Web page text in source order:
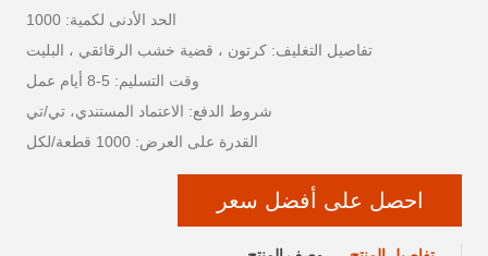
الحد الأدنى لكمية: 1000
تفاصيل التغليف: كرتون ، قضية خشب الرقائقي ، البليت
وقت التسليم: 5-8 أيام عمل
شروط الدفع: الاعتماد المستندي، تي/تي
القدرة على العرض: 1000 قطعة/لكل
احصل على أفضل سعر